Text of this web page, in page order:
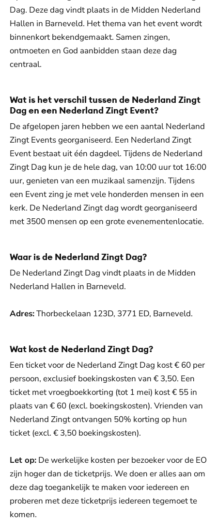
Dag. Deze dag vindt plaats in de Midden Nederland
Hallen in Barneveld. Het thema van het event wordt
binnenkort bekendgemaakt. Samen zingen,
ontmoeten en God aanbidden staan deze dag
centraal.
Wat is het verschil tussen de Nederland Zingt
Dag en een Nederland Zingt Event?
De afgelopen jaren hebben we een aantal Nederland
Zingt Events georganiseerd. Een Nederland Zingt
Event bestaat uit één dagdeel. Tijdens de Nederland
Zingt Dag kun je de hele dag, van 10:00 uur tot 16:00
uur, genieten van een muzikaal samenzijn. Tijdens
een Event zing je met vele honderden mensen in een
kerk. De Nederland Zingt dag wordt georganiseerd
met 3500 mensen op een grote evenementenlocatie.
Waar is de Nederland Zingt Dag?
De Nederland Zingt Dag vindt plaats in de Midden
Nederland Hallen in Barneveld.
Adres:Thorbeckelaan 123D, 3771 ED, Barneveld.
Wat kost de Nederland Zingt Dag?
Een ticket voor de Nederland Zingt Dag kost € 60 per
persoon, exclusief boekingskosten van € 3,50. Een
ticket met vroegboekkorting (tot 1 mei) kost € 55 in
plaats van € 60 (excl. boekingskosten). Vrienden van
Nederland Zingt ontvangen 50% korting op hun
ticket (excl. € 3,50 boekingskosten).
Let op: De werkelijke kosten per bezoeker voor de EO
zijn hoger dan de ticketprijs. We doen er alles aan om
deze dag toegankelijk te maken voor iedereen en
proberen met deze ticketprijs iedereen tegemoet te
komen.